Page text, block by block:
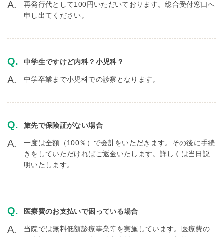
再発行代として100円いただいております。総合受付窓口へ
申し出てください。
中学生ですけど内科？小児科？
中学卒業まで小児科での診察となります。
旅先で保険証がない場合
一度は全額（100％）で会計をいただきます。その後に手続
きをしていただければご返金いたします。詳しくは当日説
明いたします。
医療費のお支払いで困っている場合
当院では無料低額診療事業等を実施しています。医療費の